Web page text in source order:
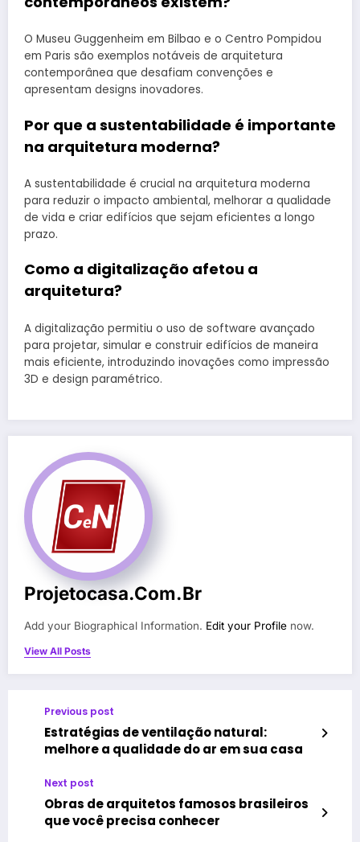
O Museu Guggenheim em Bilbao e o Centro Pompidou
em Paris são exemplos notáveis de arquitetura
contemporânea que desafiam convenções e
apresentam designs inovadores.
Por que a sustentabilidade é importante
na arquitetura moderna?
A sustentabilidade é crucial na arquitetura moderna
para reduzir o impacto ambiental, melhorar a qualidade
de vida e criar edifícios que sejam eficientes a longo
prazo.
Como a digitalização afetou a
arquitetura?
A digitalização permitiu o uso de software avançado
para projetar, simular e construir edifícios de maneira
mais eficiente, introduzindo inovações como impressão
3D e design paramétrico.
Projetocasa.com.br
Add your Biographical Information. Edit your Profile now.
View All Posts
Previous post
Estratégias de ventilação natural:
melhore a qualidade do ar em sua casa
Next post
Obras de arquitetos famosos brasileiros
que você precisa conhecer